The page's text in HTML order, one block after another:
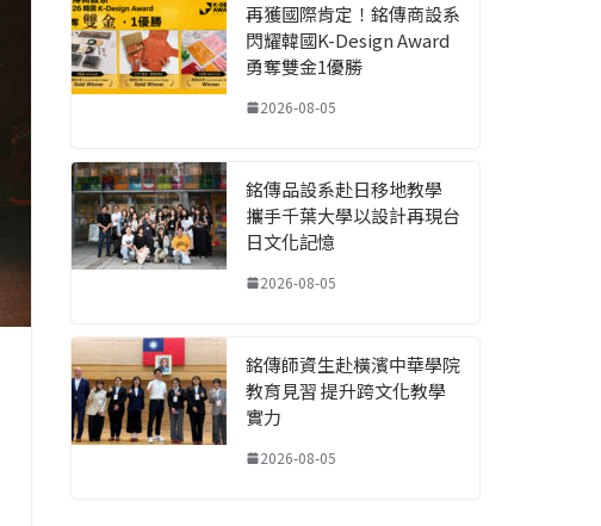
再獲國際肯定！銘傳商設系
閃耀韓國K-Design Award
勇奪雙金1優勝
2026-08-05
銘傳品設系赴日移地教學
攜手千葉大學以設計再現台
日文化記憶
2026-08-05
銘傳師資生赴橫濱中華學院
教育見習 提升跨文化教學
實力
2026-08-05